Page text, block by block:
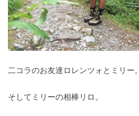
二コラのお友達ロレンツォとミリー。
そしてミリーの相棒リロ。